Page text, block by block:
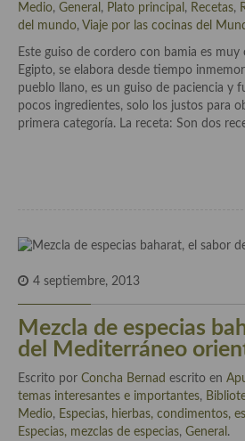
Cocina Sueca
Cocina Suiza
Cocina Turca
Medio, General , Plato principal , Recetas,
del mundo, Viaje por las cocinas del
Este guiso de cordero con bamia es
Egipto, se elabora desde tiempo
pueblo llano, es un guiso de paciencia y
pocos ingredientes, solo los justos para
primera categoría. La receta: Son dos
4 septiembre, 2013
Mezcla de especias
del Mediterráneo
Escrito por Concha Bernad escrito en
temas interesantes e importantes,
Medio, Especias, hierbas, condimentos,
Especias, mezclas de especias, General .